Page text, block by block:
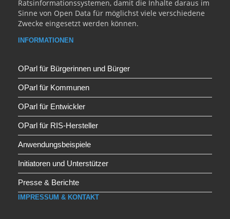
Ratsinformationssystemen, damit die Inhalte daraus im
Sinne von Open Data für möglichst viele verschiedene
Zwecke eingesetzt werden können.
INFORMATIONEN
OParl für Bürgerinnen und Bürger
OParl für Kommunen
OParl für Entwickler
OParl für RIS-Hersteller
Anwendungsbeispiele
Initiatoren und Unterstützer
Presse & Berichte
IMPRESSUM & KONTAKT